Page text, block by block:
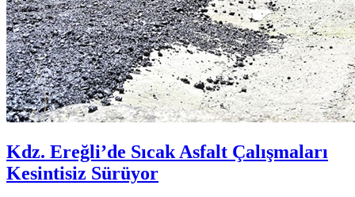
Kdz. Ereğli’de Sıcak Asfalt Çalışmaları
Kesintisiz Sürüyor